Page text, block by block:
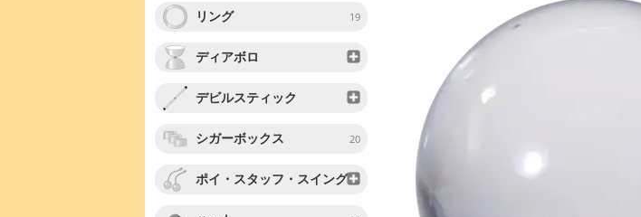
リング 19
ディアボロ
デビルスティック
シガーボックス 20
ポイ・スタッフ・スイング